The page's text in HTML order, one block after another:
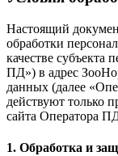
Настоящий
обработки
качестве субъекта
ПД») в адрес
данных (далее
действуют только
сайта Оператора
1. Обработка и